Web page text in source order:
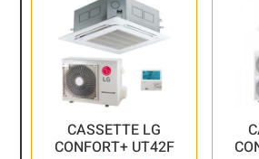
CASSETTE LG
CONFORT+ UT42F